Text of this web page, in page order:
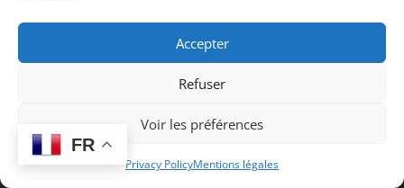
Accepter
Refuser
Voir les préférences
Privacy PolicyMentions légales
H735AA-100C / Flexible 100 cm avec
FROID ET CLIMATISATION
Johnson Controls accessoires froid et climatisation
FR